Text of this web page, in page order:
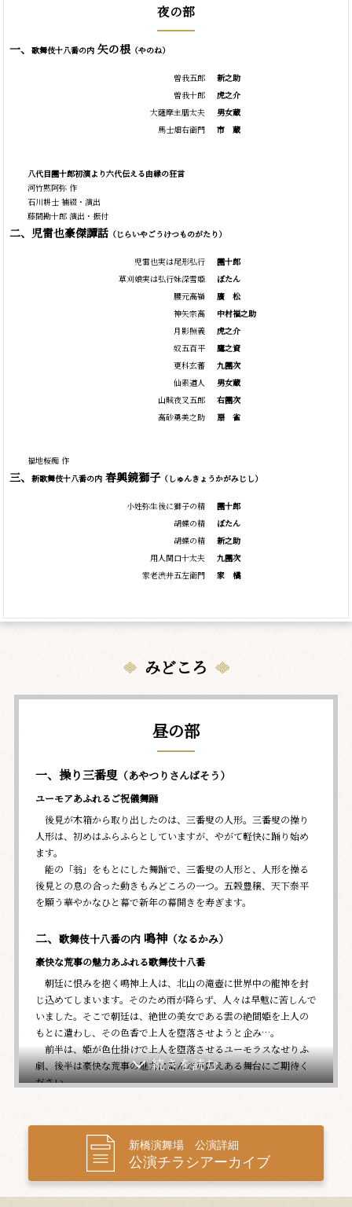
夜の部
一、 歌舞伎十八番の内矢の根（やのね）
曽我五郎
曽我十郎
大薩摩主膳太夫
馬士畑右衛門
新之助
虎之介
男女蔵
市
蔵
八代目團十郎初演より六代伝える由縁の狂言
河竹黙阿弥 作
石川耕士 補綴・演出
藤間勘十郎 演出・振付
二、児雷也豪傑譚話（じらいやごうけつものがたり）
児雷也実は尾形弘行
草刈娘実は弘行妹深雪姫
腰元高嶺
神矢宗高
月影照義
奴五百平
更科玄蕃
仙素道人
山賊夜叉五郎
高砂勇美之助
團十郎
ぼたん
廣
松
中村福之助
虎之介
鷹之資
九團次
男女蔵
右團次
扇
雀
福地桜痴 作
三、 新歌舞伎十八番の内春興鏡獅子（しゅんきょうかがみじし）
小姓弥生後に獅子の精
胡蝶の精
胡蝶の精
用人関口十太夫
家老渋井五左衛門
團十郎
ぼたん
新之助
九團次
家
橘
みどころ
昼の部
一、操り三番叟 （あやつりさんばそう）
ユーモアあふれるご祝儀舞踊
後見が木箱から取り出したのは、三番叟の人形。三番叟の操り
人形は、初めはふらふらとしていますが、やがて軽快に踊り始め
ます。
能の「翁」をもとにした舞踊で、三番叟の人形と、人形を操る
後見との息の合った動きもみどころの一つ。五穀豊穣、天下泰平
を願う華やかなひと幕で新年の幕開きを寿ぎます。
二、 歌舞伎十八番の内鳴神（なるかみ）
豪快な荒事の魅力あふれる歌舞伎十八番
朝廷に恨みを抱く鳴神上人は、北山の滝壺に世界中の龍神を封
じ込めてしまいます。そのため雨が降らず、人々は旱魃に苦しんで
いました。そこで朝廷は、絶世の美女である雲の絶間姫を上人の
もとに遣わし、その色香で上人を堕落させようと企み…。
前半は、姫が色仕掛けで上人を堕落させるユーモラスなせりふ
劇、後半は豪快な荒事の魅力に富んだ見応えある舞台にご期待く
ださい。
戦乱の世に翻弄された武将の心情
源平争乱の時代。自らの陣屋に戻った源氏の武将・熊谷直実
は、妻の相模に息子小次郎の活躍と、平家の公達敦盛を討ったこ
とを明かします。そこへ敦盛の母藤の方が現れ、直実に斬りかか
新橋演舞場 公演詳細
公演チラシアーカイブ